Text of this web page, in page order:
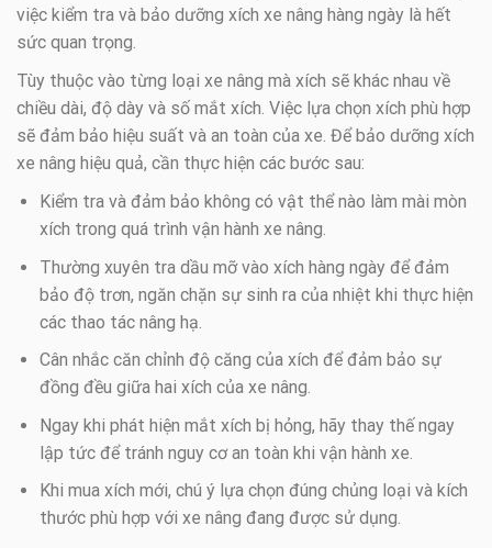
việc kiểm tra và bảo dưỡng xích xe nâng hàng ngày là hết
sức quan trọng.
Tùy thuộc vào từng loại xe nâng mà xích sẽ khác nhau về
chiều dài, độ dày và số mắt xích. Việc lựa chọn xích phù hợp
sẽ đảm bảo hiệu suất và an toàn của xe. Để bảo dưỡng xích
xe nâng hiệu quả, cần thực hiện các bước sau:
Kiểm tra và đảm bảo không có vật thể nào làm mài mòn
xích trong quá trình vận hành xe nâng.
Thường xuyên tra dầu mỡ vào xích hàng ngày để đảm
bảo độ trơn, ngăn chặn sự sinh ra của nhiệt khi thực hiện
các thao tác nâng hạ.
Cân nhắc căn chỉnh độ căng của xích để đảm bảo sự
đồng đều giữa hai xích của xe nâng.
Ngay khi phát hiện mắt xích bị hỏng, hãy thay thế ngay
lập tức để tránh nguy cơ an toàn khi vận hành xe.
Khi mua xích mới, chú ý lựa chọn đúng chủng loại và kích
thước phù hợp với xe nâng đang được sử dụng.